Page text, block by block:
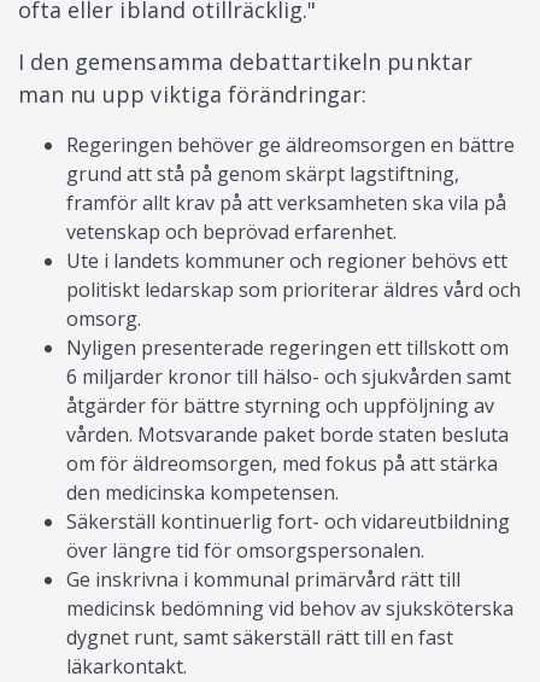
ofta eller ibland otillräcklig."
I den gemensamma debattartikeln punktar
man nu upp viktiga förändringar:
Regeringen behöver ge äldreomsorgen en bättre
grund att stå på genom skärpt lagstiftning,
framför allt krav på att verksamheten ska vila på
vetenskap och beprövad erfarenhet.
Ute i landets kommuner och regioner behövs ett
politiskt ledarskap som prioriterar äldres vård och
omsorg.
Nyligen presenterade regeringen ett tillskott om
6 miljarder kronor till hälso- och sjukvården samt
åtgärder för bättre styrning och uppföljning av
vården. Motsvarande paket borde staten besluta
om för äldreomsorgen, med fokus på att stärka
den medicinska kompetensen.
Säkerställ kontinuerlig fort- och vidareutbildning
över längre tid för omsorgspersonalen.
Ge inskrivna i kommunal primärvård rätt till
medicinsk bedömning vid behov av sjuksköterska
dygnet runt, samt säkerställ rätt till en fast
läkarkontakt.